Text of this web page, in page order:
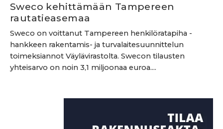
Sweco kehittämään Tampereen
rautatieasemaa
Sweco on voittanut Tampereen henkilöratapiha -
hankkeen rakentamis- ja turvalaitesuunnittelun
toimeksiannot Väylävirastolta. Swecon tilausten
yhteisarvo on noin 3,1 miljoonaa euroa....